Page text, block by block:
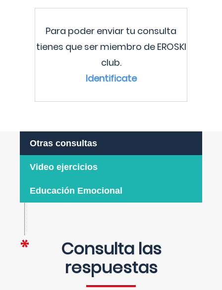
Para poder enviar tu consulta
tienes que ser miembro de EROSKI
club.
Identificate
Otras consultas
Video ejercicios
Educación Emocional
Consulta las
respuestas